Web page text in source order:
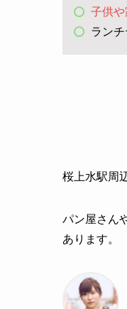
子供や
ラン
桜上水駅周
パン屋さん
あります。